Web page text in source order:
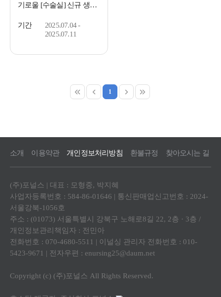
기로울 [수술실] 신규 생활
기간
2025.07.04 -
2025.07.11
1
소개 이용약관 개인정보처리방침 환불규정 찾아오시는 길
(주)포널스 | 대표 : 모형중, 박지혜
사업자등록번호 : 584-86-01646 | 통신판매업신고번호 : 2024-
서울강북-1056호
주소 : (01073) 서울특별시 강북구 노해로8길 22, 2층 · 3층 /
개인정보관리책임자 : 전민아
전화번호 : 070-4680-5511 | 이널싱 관리자 전화번호 : 010-
5423-9671 | 전자우편 : enursing25@daum.net
Copyright (c) (주)포널스 All Rights Reserved.